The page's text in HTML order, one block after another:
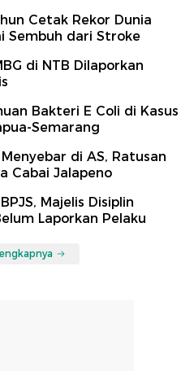
Cetak Rekor Dunia
Sembuh dari Stroke
di NTB Dilaporkan
Bakteri E Coli di Kasus
Semarang
di AS, Ratusan
Cabai Jalapeno
Majelis Disiplin
Laporkan Pelaku